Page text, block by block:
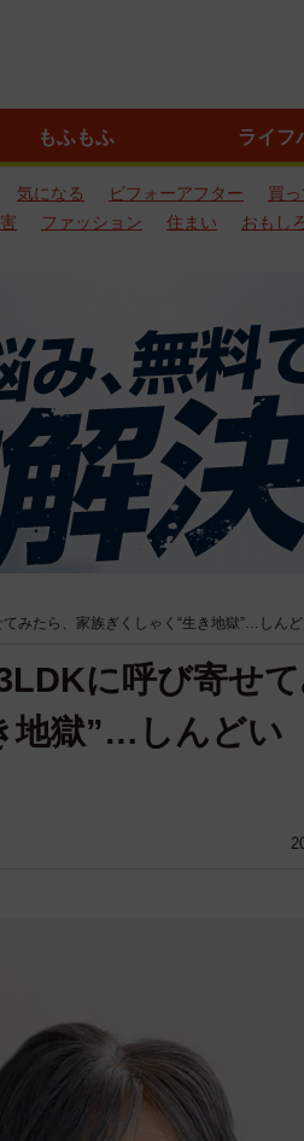
もふもふ ライフ
気になる ビフォーアフター 買
ファッション 住まい おもし
みたら、家族ぎくしゃく“生き地獄”…しん
に呼び寄せ
地獄”…しんどい